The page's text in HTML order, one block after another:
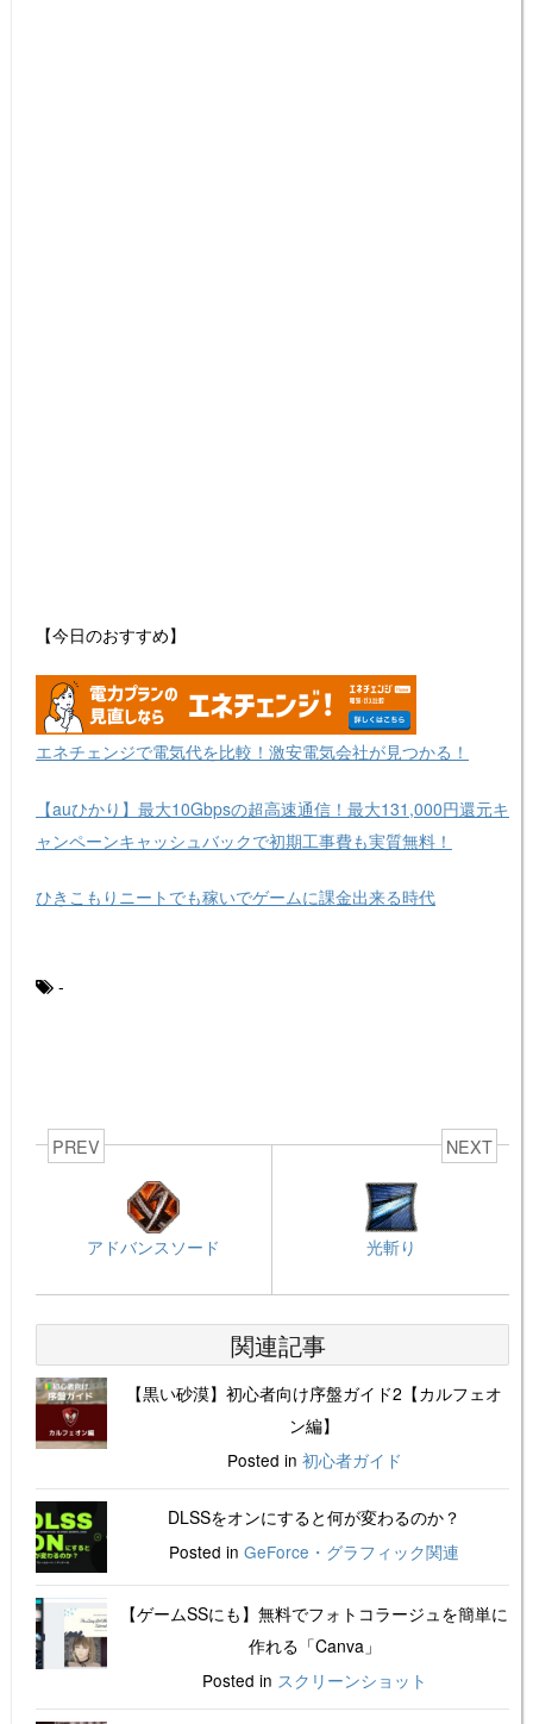
【今日のおすすめ】
エネチェンジで電気代を比較！激安電気会社が見つかる！
【auひかり】最大10Gbpsの超高速通信！最大131,000円還元キ
ャンペーンキャッシュバックで初期工事費も実質無料！
ひきこもりニートでも稼いでゲームに課金出来る時代
-
PREV
アドバンスソード
NEXT
光斬り
関連記事
【黒い砂漠】初心者向け序盤ガイド2【カルフェオ
ン編】
Posted in 初心者ガイド
DLSSをオンにすると何が変わるのか？
Posted in GeForce・グラフィック関連
【ゲームSSにも】無料でフォトコラージュを簡単に
作れる「Canva」
Posted in スクリーンショット